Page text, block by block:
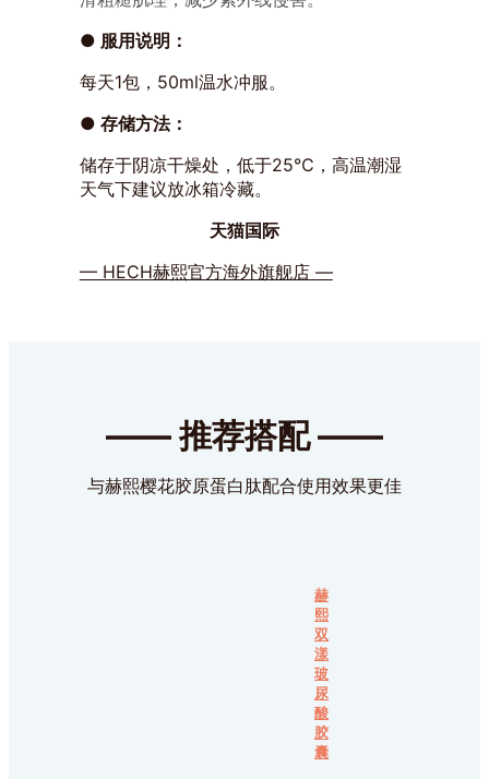
● 服用说明：
每天1包，50ml温水冲服。
● 存储方法：
储存于阴凉干燥处，低于25℃，高温潮湿
天气下建议放冰箱冷藏。
天猫国际
— HECH赫熙官方海外旗舰店 —
—— 推荐搭配 ——
与赫熙樱花胶原蛋白肽配合使用效果更佳
赫
熙
双
漾
玻
尿
酸
胶
囊